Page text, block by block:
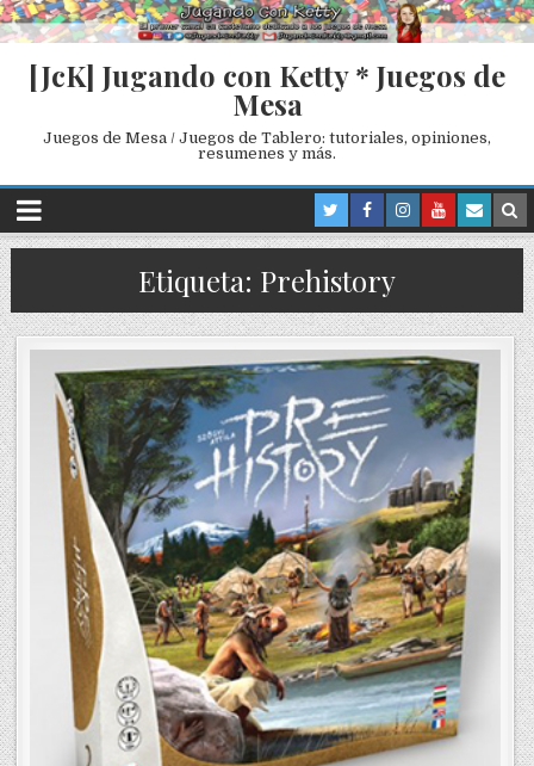
[JcK] Jugando con Ketty * Juegos de
Mesa
Juegos de Mesa / Juegos de Tablero: tutoriales, opiniones,
resumenes y más.
Etiqueta: Prehistory